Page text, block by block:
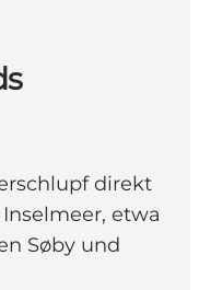
direkt
etwa
Søby und